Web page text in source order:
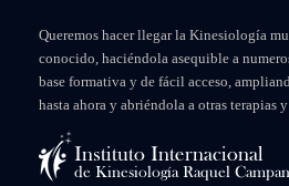
Queremos hacer llegar la Kinesiología
conocido, haciéndola asequible a
base formativa y de fácil acceso,
hasta ahora y abriéndola a otras terapias